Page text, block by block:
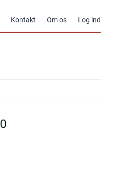
Kontakt Om os Log ind